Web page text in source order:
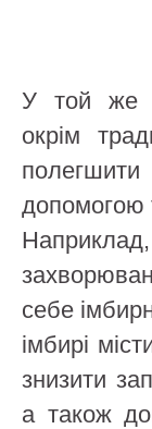
У той же
окрім
допомогою
себе
імбирі
знизити
а також